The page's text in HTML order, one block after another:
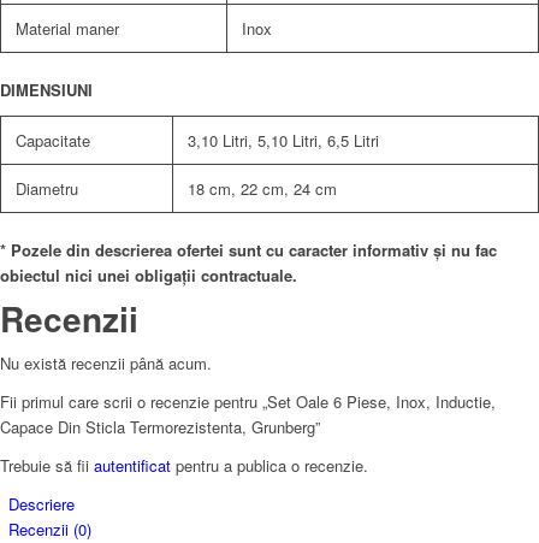
Material maner Inox
DIMENSIUNI
Capacitate 3,10 Litri, 5,10 Litri, 6,5 Litri
Diametru 18 cm, 22 cm, 24 cm
* Pozele din descrierea ofertei sunt cu caracter informativ și nu fac
obiectul nici unei obligații contractuale.
Recenzii
Nu există recenzii până acum.
Fii primul care scrii o recenzie pentru „Set Oale 6 Piese, Inox, Inductie,
Capace Din Sticla Termorezistenta, Grunberg”
Trebuie să fii autentificat pentru a publica o recenzie.
Descriere
Recenzii (0)